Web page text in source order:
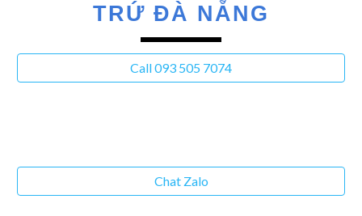
TRỨ ĐÀ NẴNG
Call 093 505 7074
Chat Zalo